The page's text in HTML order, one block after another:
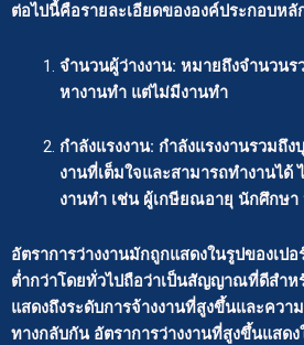
ต่อไปนี้คือรายละเอียดขององค์ประกอบหลั
จำนวนผู้ว่างงาน: หมายถึงจำนวน
หางานทำ แต่ไม่มีงานทำ
กำลังแรงงาน: กำลังแรงงานรวมถึ
งานที่เต็มใจและสามารถทำงานได้
งานทำ เช่น ผู้เกษียณอายุ นักศึกษา
อัตราการว่างงานมักถูกแสดงในรูปของเป
ต่ำกว่าโดยทั่วไปถือว่าเป็นสัญญาณที่ดีสำห
แสดงถึงระดับการจ้างงานที่สูงขึ้นและควา
ทางกลับกัน อัตราการว่างงานที่สูงขึ้นแสด